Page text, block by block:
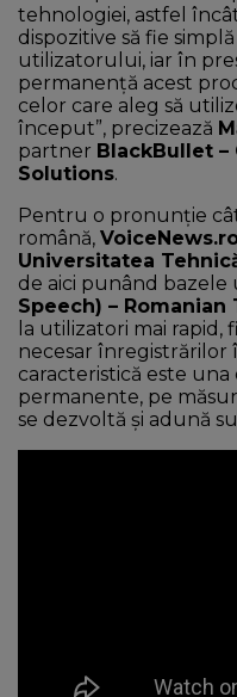
tehnologiei, astfel
dispozitive să fie
utilizatorului, iar în
permanență acest
celor care aleg să
început”, precizează
partner BlackBullet
Solutions.
Pentru o pronunție
română,
Universitatea
de aici punând
Speech) – Romanian
la utilizatori mai rapid,
necesar
caracteristică este
permanente, pe
se dezvoltă și adună